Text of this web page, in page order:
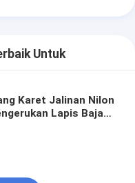
Untuk
Karet Jalinan Nilon
Lapis Baja